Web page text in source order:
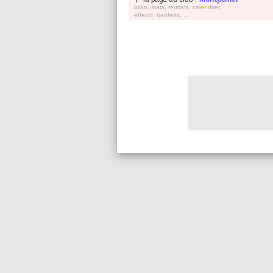
bilan, stats, réultats, calendrier,
effectif, tranferts, ...